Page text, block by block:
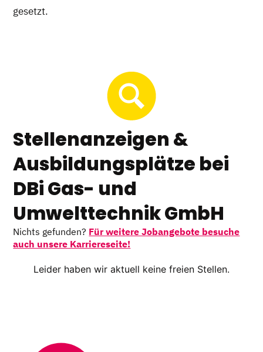
gesetzt.
Stellenanzeigen &
Ausbildungsplätze bei
DBi Gas- und
Umwelttechnik GmbH
Nichts gefunden? Für weitere Jobangebote besuche
auch unsere Karriereseite!
Leider haben wir aktuell keine freien Stellen.